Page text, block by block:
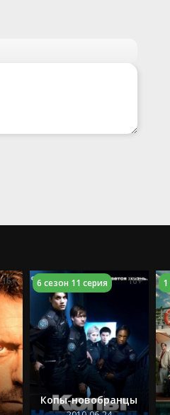
16+
Копы-новобранцы
6 сезон 11 серия 16+